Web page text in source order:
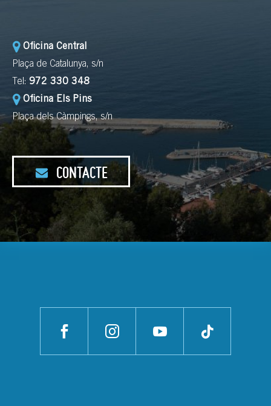
Oficina Central
Plaça de Catalunya, s/n
Tel: 972 330 348
Oficina Els Pins
Plaça dels Càmpings, s/n
CONTACTE